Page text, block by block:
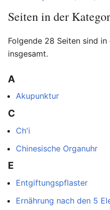
Seiten in der
Folgende 28 Seiten sind
insgesamt.
A
Akupunktur
C
Ch'i
Chinesische Organuhr
E
Entgiftungspflaster
Ernährung nach den 5